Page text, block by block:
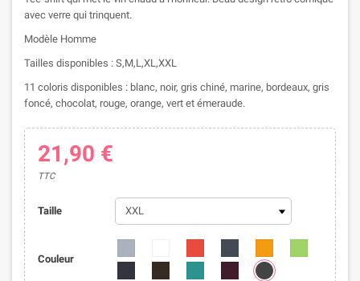
avec verre qui trinquent.
Modèle Homme
Tailles disponibles : S,M,L,XL,XXL
11 coloris disponibles : blanc, noir, gris chiné, marine, bordeaux, gris
foncé, chocolat, rouge, orange, vert et émeraude.
21,90 €
TTC
Taille
Couleur